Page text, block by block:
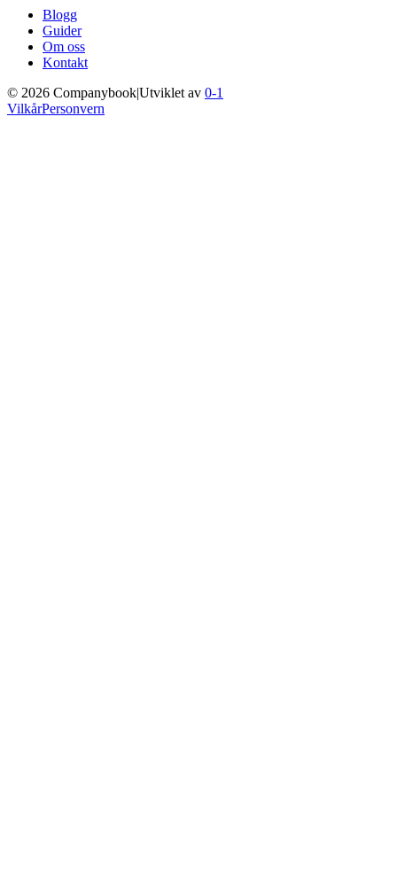
Blogg
Guider
Om oss
Kontakt
© 2026 Companybook|Utviklet av 0-1
VilkårPersonvern